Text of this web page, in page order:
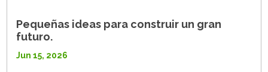
Pequeñas ideas para construir un gran
futuro.
Jun 15, 2026